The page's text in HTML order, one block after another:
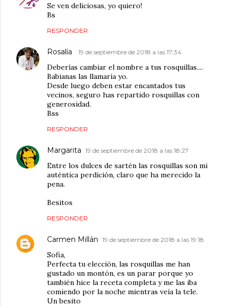
Se ven deliciosas, yo quiero!
Bs
RESPONDER
Rosalía 19 de septiembre de 2018 a las 17:34
Deberías cambiar el nombre a tus rosquillas....
Babianas las llamaría yo.
Desde luego deben estar encantados tus
vecinos, seguro has repartido rosquillas con
generosidad.
Bss
RESPONDER
Margarita 19 de septiembre de 2018 a las 18:27
Entre los dulces de sartén las rosquillas son mi
auténtica perdición, claro que ha merecido la
pena.
Besitos
RESPONDER
Carmen Millán 19 de septiembre de 2018 a las 19:18
Sofia,
Perfecta tu elección, las rosquillas me han
gustado un montón, es un parar porque yo
también hice la receta completa y me las iba
comiendo por la noche mientras veía la tele.
Un besito